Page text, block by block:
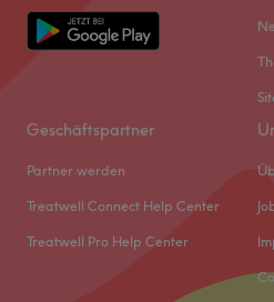
Geschäftspartner
Partner werden
Treatwell Connect Help Center
Treatwell Pro Help Center